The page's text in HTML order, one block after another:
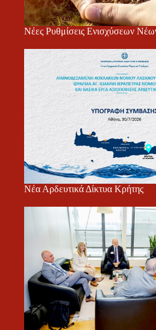
Νέες Ρυθμίσεις Ενισχύσεων
Νέα Αρδευτικά Δίκτυα Κρήτης